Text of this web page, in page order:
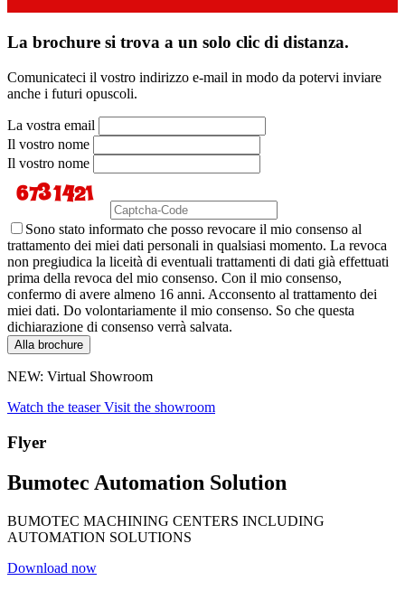
La brochure si trova a un solo clic di distanza.
Comunicateci il vostro indirizzo e-mail in modo da potervi inviare
anche i futuri opuscoli.
La vostra email
Il vostro nome
Il vostro nome
Sono stato informato che posso revocare il mio consenso al
trattamento dei miei dati personali in qualsiasi momento. La revoca
non pregiudica la liceità di eventuali trattamenti di dati già effettuati
prima della revoca del mio consenso. Con il mio consenso,
confermo di avere almeno 16 anni. Acconsento al trattamento dei
miei dati. Do volontariamente il mio consenso. So che questa
dichiarazione di consenso verrà salvata.
Alla brochure
NEW: Virtual Showroom
Watch the teaser Visit the showroom
Flyer
Bumotec Automation Solution
BUMOTEC MACHINING CENTERS INCLUDING
AUTOMATION SOLUTIONS
Download now